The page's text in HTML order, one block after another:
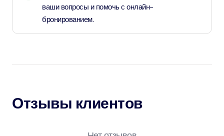
ваши вопросы и помочь с онлайн-
бронированием.
Отзывы клиентов